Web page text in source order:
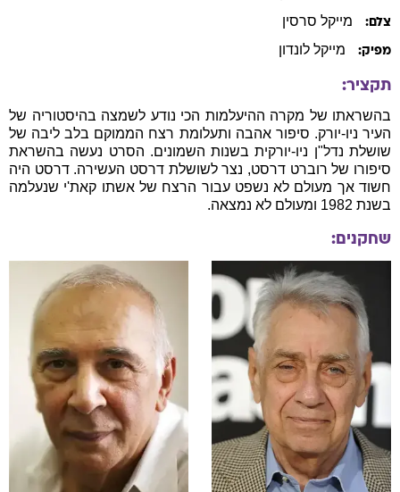
צלם: מייקל סרסין
מפיק: מייקל לונדון
תקציר:
בהשראתו של מקרה ההיעלמות הכי נודע לשמצה בהיסטוריה של
העיר ניו-יורק. סיפור אהבה ותעלומת רצח הממוקם בלב ליבה של
שושלת נדל"ן ניו-יורקית בשנות השמונים. הסרט נעשה בהשראת
סיפורו של רוברט דרסט, נצר לשושלת דרסט העשירה. דרסט היה
חשוד אך מעולם לא נשפט עבור הרצח של אשתו קאת'י שנעלמה
בשנת 1982 ומעולם לא נמצאה.
שחקנים: